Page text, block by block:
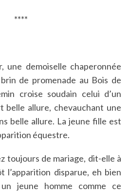
****
une demoiselle chaperonnée
de promenade au Bois de
croise soudain celui d’un
belle allure, chevauchant une
belle allure. La jeune fille est
équestre.
toujours de mariage, dit-elle à
l’apparition disparue, eh bien
un jeune homme comme ce